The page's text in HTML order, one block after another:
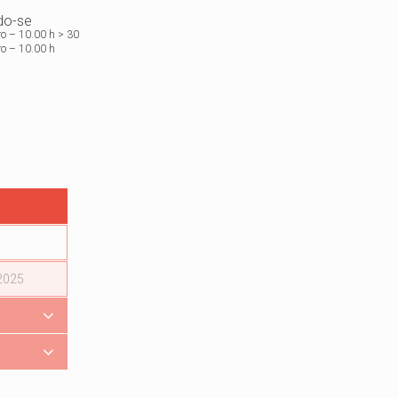
se
– 10.00 h > 30
– 10.00 h